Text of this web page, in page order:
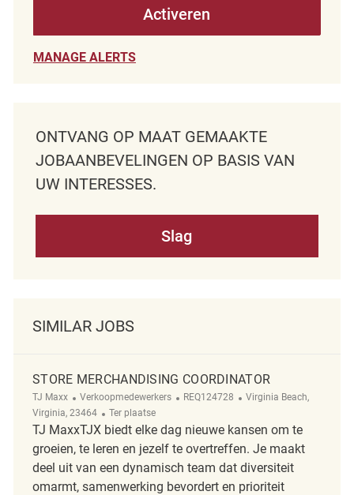
Activeren
MANAGE ALERTS
ONTVANG OP MAAT GEMAAKTE
JOBAANBEVELINGEN OP BASIS VAN
UW INTERESSES.
Slag
SIMILAR JOBS
STORE MERCHANDISING COORDINATOR
TJ Maxx Categorie
Verkoopmedewerkers ReqId
REQ124728 Plaats
Virginia Beach,
Virginia, 23464
Afgelegen
Ter plaatse
TJ MaxxTJX biedt elke dag nieuwe kansen om te
groeien, te leren en jezelf te overtreffen. Je maakt
deel uit van een dynamisch team dat diversiteit
omarmt, samenwerking bevordert en prioriteit